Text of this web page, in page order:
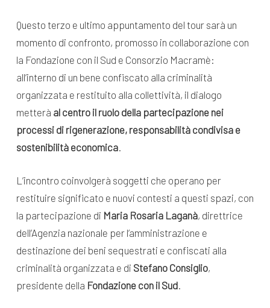
Questo terzo e ultimo appuntamento del tour sarà un
momento di confronto, promosso in collaborazione con
la Fondazione con il Sud e Consorzio Macramè:
all’interno di un bene confiscato alla criminalità
organizzata e restituito alla collettività, il dialogo
metterà al centro il ruolo della partecipazione nei
processi di rigenerazione, responsabilità condivisa e
sostenibilità economica.
L’incontro coinvolgerà soggetti che operano per
restituire significato e nuovi contesti a questi spazi, con
la partecipazione di Maria Rosaria Laganà, direttrice
dell’Agenzia nazionale per l’amministrazione e
destinazione dei beni sequestrati e confiscati alla
criminalità organizzata e di Stefano Consiglio,
presidente della Fondazione con il Sud.